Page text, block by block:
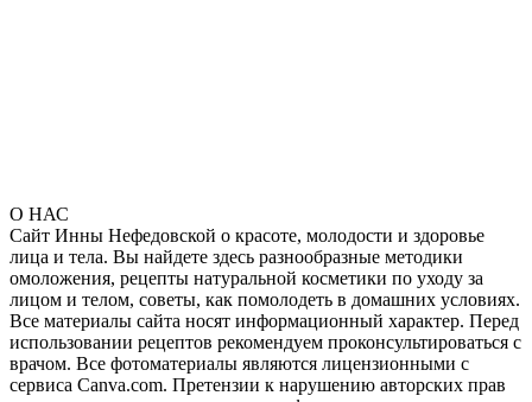
О НАС
Сайт Инны Нефедовской о красоте, молодости и здоровье
лица и тела. Вы найдете здесь разнообразные методики
омоложения, рецепты натуральной косметики по уходу за
лицом и телом, советы, как помолодеть в домашних условиях.
Все материалы сайта носят информационный характер. Перед
использовании рецептов рекомендуем проконсультироваться с
врачом. Все фотоматериалы являются лицензионными с
сервиса Canva.com. Претензии к нарушению авторских прав